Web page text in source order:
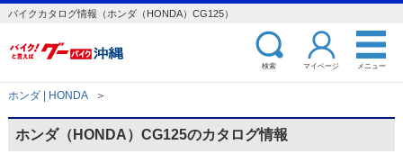
バイクカタログ情報（ホンダ（HONDA）CG125）
検索 マイページ メニュー
ホンダ | HONDA ＞
ホンダ（HONDA）CG125のカタログ情報